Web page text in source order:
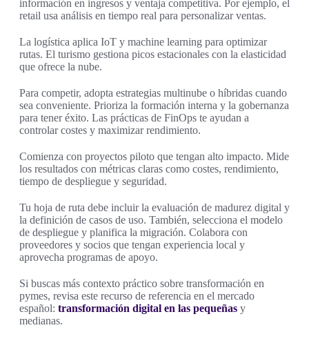
información en ingresos y ventaja competitiva. Por ejemplo, el
retail usa análisis en tiempo real para personalizar ventas.
La logística aplica IoT y machine learning para optimizar
rutas. El turismo gestiona picos estacionales con la elasticidad
que ofrece la nube.
Para competir, adopta estrategias multinube o híbridas cuando
sea conveniente. Prioriza la formación interna y la gobernanza
para tener éxito. Las prácticas de FinOps te ayudan a
controlar costes y maximizar rendimiento.
Comienza con proyectos piloto que tengan alto impacto. Mide
los resultados con métricas claras como costes, rendimiento,
tiempo de despliegue y seguridad.
Tu hoja de ruta debe incluir la evaluación de madurez digital y
la definición de casos de uso. También, selecciona el modelo
de despliegue y planifica la migración. Colabora con
proveedores y socios que tengan experiencia local y
aprovecha programas de apoyo.
Si buscas más contexto práctico sobre transformación en
pymes, revisa este recurso de referencia en el mercado
español: transformación digital en las pequeñas y
medianas.